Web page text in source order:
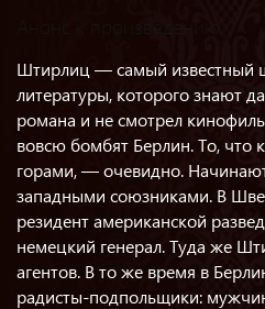
Штирлиц — самый известный
литературы, которого знают
романа и не смотрел
вовсю бомбят Берлин. То, что
горами, — очевидно.
западными союзниками. В
резидент американской
немецкий генерал. Туда же
агентов. В то же время в
радисты-подпольщики: